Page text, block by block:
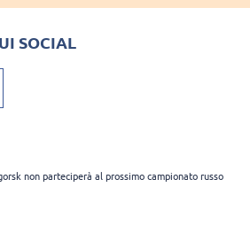
SOCIAL
non parteciperà al prossimo campionato russo